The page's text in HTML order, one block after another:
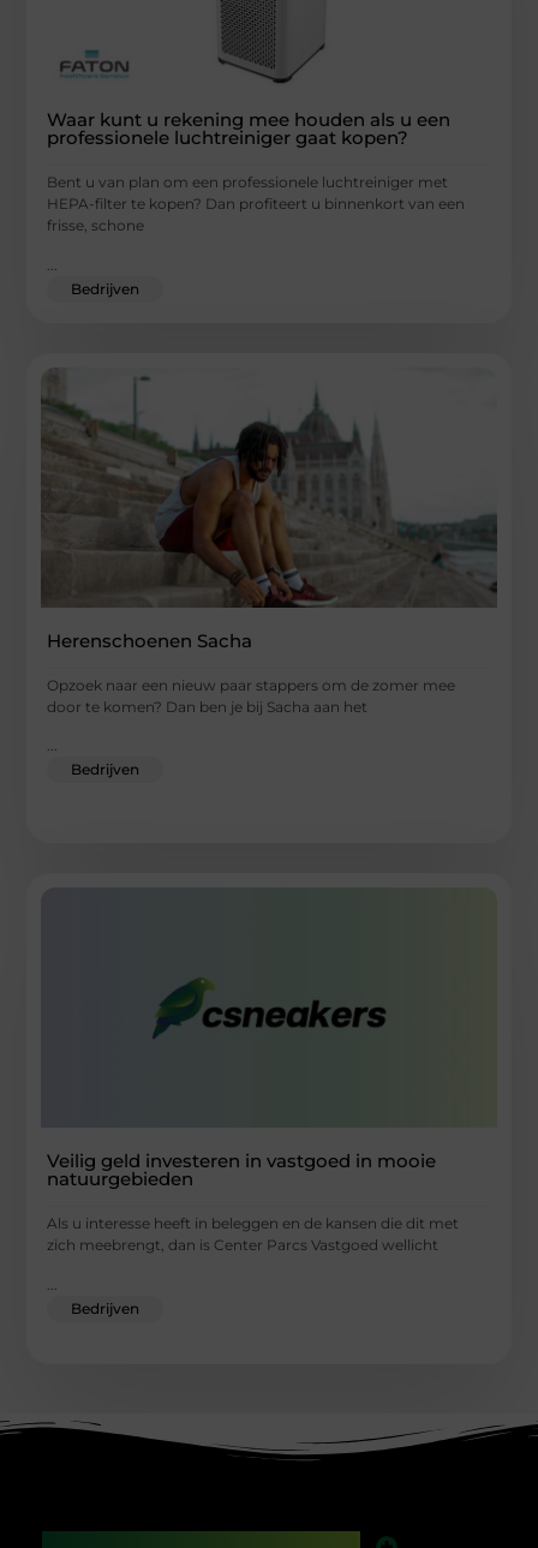
Waar kunt u rekening mee houden als u een
professionele luchtreiniger gaat kopen?
Bent u van plan om een professionele luchtreiniger met
HEPA-filter te kopen? Dan profiteert u binnenkort van een
frisse, schone
Bedrijven
Herenschoenen Sacha
Opzoek naar een nieuw paar stappers om de zomer mee
door te komen? Dan ben je bij Sacha aan het
...
Bedrijven
Veilig geld investeren in vastgoed in mooie
natuurgebieden
Als u interesse heeft in beleggen en de kansen die dit met
zich meebrengt, dan is Center Parcs Vastgoed wellicht
Bedrijven